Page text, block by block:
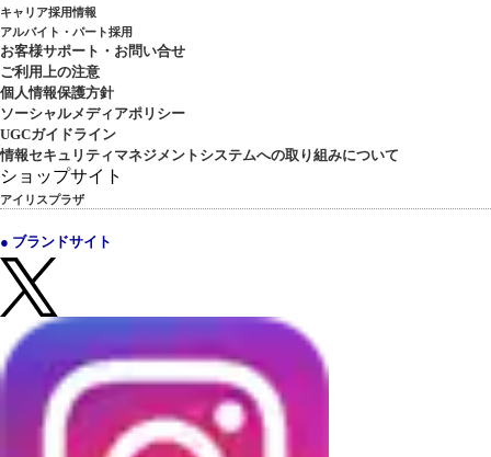
キャリア採用情報
アルバイト・パート採用
お客様サポート・お問い合せ
ご利用上の注意
個人情報保護方針
ソーシャルメディアポリシー
UGCガイドライン
情報セキュリティマネジメントシステムへの取り組みについて
ショップサイト
アイリスプラザ
● ブランドサイト